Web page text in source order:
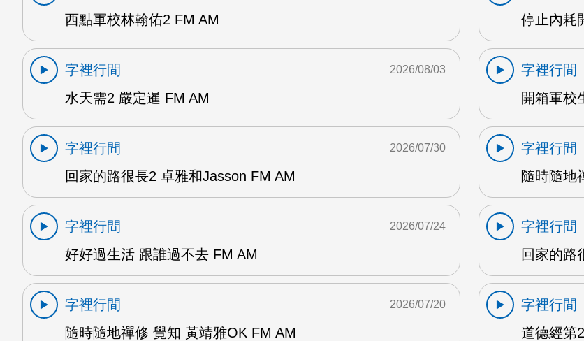
西點軍校林翰佑2 FM AM
停止內耗
字裡行間
水天需2 嚴定暹 FM AM
2026/08/03
字裡行間
開箱軍校
字裡行間
回家的路很長2 卓雅和Jasson FM AM
2026/07/30
字裡行間
隨時隨地
字裡行間
好好過生活 跟誰過不去 FM AM
2026/07/24
字裡行間
回家的路
字裡行間
隨時隨地禪修 覺知 黃靖雅OK FM AM
2026/07/20
字裡行間
道德經第